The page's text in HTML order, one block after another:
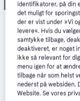
Annonce
identifikatorer, på din
det muligt for
der er vist under »Vi
levere«. Hvis du
samtykke tilbage,
deaktiveret, er noget
ikke så relevant for
menu igen for at
tilbage når som helst
nederst på websiden.
Website. Se vores